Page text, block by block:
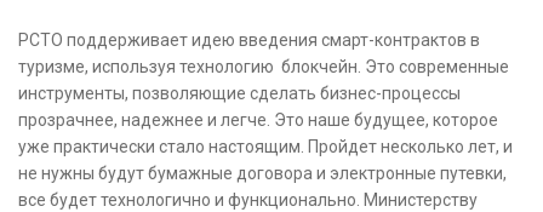
РСТО поддерживает идею введения смарт-контрактов в
туризме, используя технологию блокчейн. Это современные
инструменты, позволяющие сделать бизнес-процессы
прозрачнее, надежнее и легче. Это наше будущее, которое
уже практически стало настоящим. Пройдет несколько лет, и
не нужны будут бумажные договора и электронные путевки,
все будет технологично и функционально. Министерству